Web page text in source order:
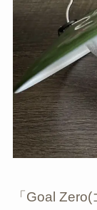
「Goal